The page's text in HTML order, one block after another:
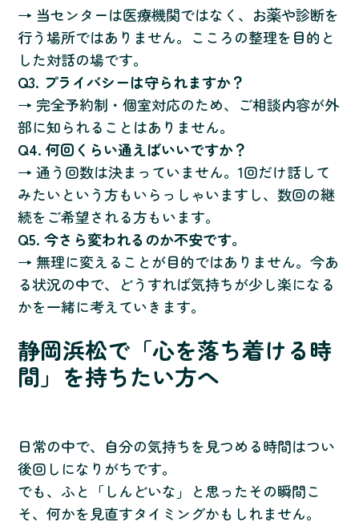
→ 当センターは医療機関ではなく、お薬や診断を
行う場所ではありません。こころの整理を目的と
した対話の場です。
Q3. プライバシーは守られますか？
→ 完全予約制・個室対応のため、ご相談内容が外
部に知られることはありません。
Q4. 何回くらい通えばいいですか？
→ 通う回数は決まっていません。1回だけ話して
みたいという方もいらっしゃいますし、数回の継
続をご希望される方もいます。
Q5. 今さら変われるのか不安です。
→ 無理に変えることが目的ではありません。今あ
る状況の中で、どうすれば気持ちが少し楽になる
かを一緒に考えていきます。
静岡浜松で「心を落ち着ける時
間」を持ちたい方へ
日常の中で、自分の気持ちを見つめる時間はつい
後回しになりがちです。
でも、ふと「しんどいな」と思ったその瞬間こ
そ、何かを見直すタイミングかもしれません。